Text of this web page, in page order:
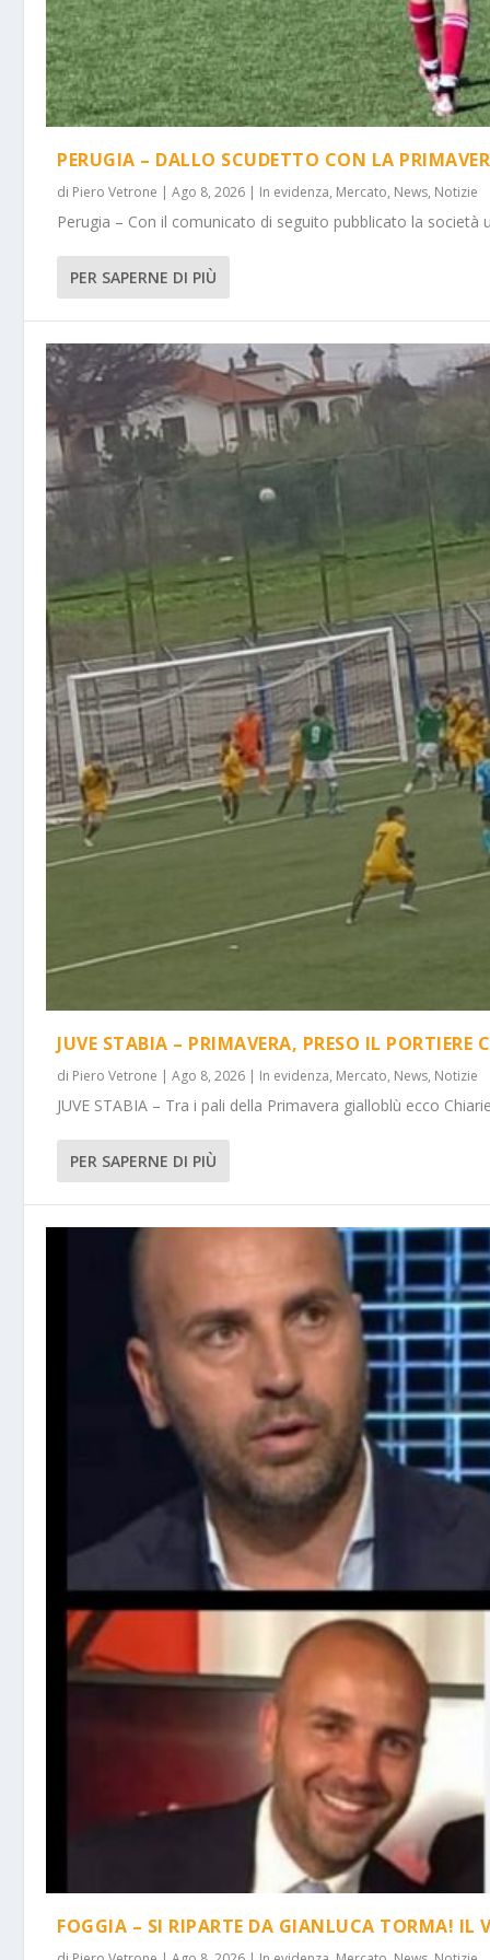
PERUGIA – DALLO SCUDETTO CON LA
di Piero Vetrone |Ago 8, 2026 | In evidenza, Mercato, News, Notizie
Perugia – Con il comunicato di seguito pubblicato la società
PER SAPERNE DI PIÙ
JUVE STABIA – PRIMAVERA, PRESO IL PORTIERE
di Piero Vetrone |Ago 8, 2026 | In evidenza, Mercato, News, Notizie
JUVE STABIA – Tra i pali della Primavera gialloblù ecco
PER SAPERNE DI PIÙ
FOGGIA – SI RIPARTE DA GIANLUCA TORMA! IL